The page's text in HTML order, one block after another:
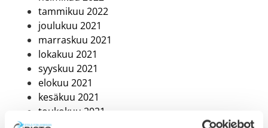
tammikuu 2022
joulukuu 2021
marraskuu 2021
lokakuu 2021
syyskuu 2021
elokuu 2021
kesäkuu 2021
toukokuu 2021